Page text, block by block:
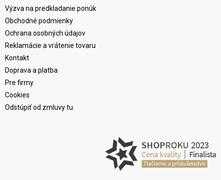
Výzva na predkladanie ponúk
Obchodné podmienky
Ochrana osobných údajov
Reklamácie a vrátenie tovaru
Kontakt
Doprava a platba
Pre firmy
Cookies
Odstúpiť od zmluvy tu